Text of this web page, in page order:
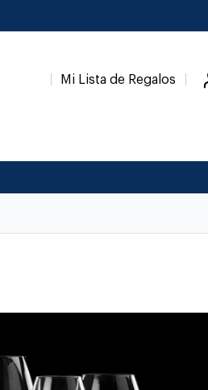
Mi Lista de Regalos